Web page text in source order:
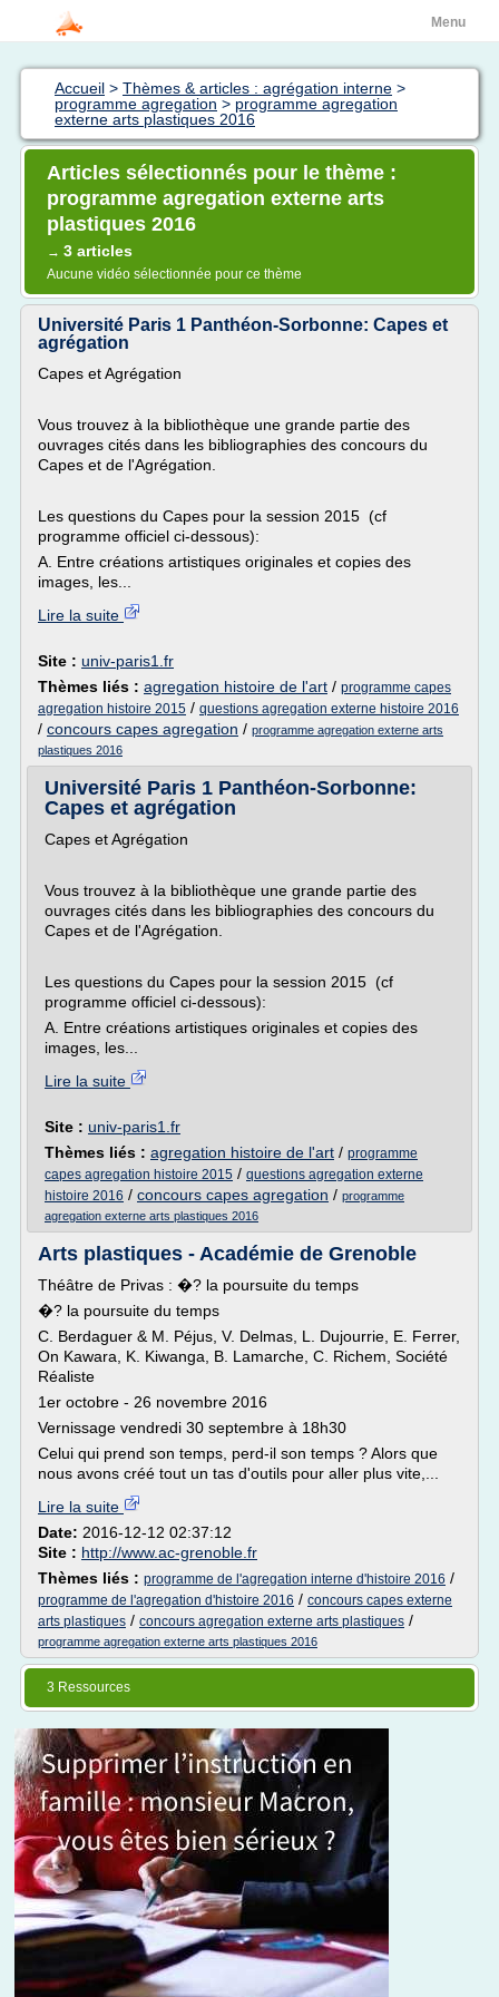
Menu
Accueil > Thèmes & articles : agrégation interne >
programme agregation > programme agregation
externe arts plastiques 2016
Articles sélectionnés pour le thème :
programme agregation externe arts
plastiques 2016
→ 3 articles
Aucune vidéo sélectionnée pour ce thème
Université Paris 1 Panthéon-Sorbonne: Capes et
agrégation
Capes et Agrégation
Vous trouvez à la bibliothèque une grande partie des
ouvrages cités dans les bibliographies des concours du
Capes et de l'Agrégation.
Les questions du Capes pour la session 2015 (cf
programme officiel ci-dessous):
A. Entre créations artistiques originales et copies des
images, les...
Lire la suite
Site : univ-paris1.fr
Thèmes liés : agregation histoire de l'art / programme capes
agregation histoire 2015 / questions agregation externe histoire 2016
/ concours capes agregation / programme agregation externe arts
plastiques 2016
Université Paris 1 Panthéon-Sorbonne:
Capes et agrégation
Capes et Agrégation
Vous trouvez à la bibliothèque une grande partie des
ouvrages cités dans les bibliographies des concours du
Capes et de l'Agrégation.
Les questions du Capes pour la session 2015 (cf
programme officiel ci-dessous):
A. Entre créations artistiques originales et copies des
images, les...
Lire la suite
Site : univ-paris1.fr
Thèmes liés : agregation histoire de l'art / programme
capes agregation histoire 2015 / questions agregation externe
histoire 2016 / concours capes agregation / programme
agregation externe arts plastiques 2016
Arts plastiques - Académie de Grenoble
Théâtre de Privas : �? la poursuite du temps
�? la poursuite du temps
C. Berdaguer & M. Péjus, V. Delmas, L. Dujourrie, E. Ferrer,
On Kawara, K. Kiwanga, B. Lamarche, C. Richem, Société
Réaliste
1er octobre - 26 novembre 2016
Vernissage vendredi 30 septembre à 18h30
Celui qui prend son temps, perd-il son temps ? Alors que
nous avons créé tout un tas d'outils pour aller plus vite,...
Lire la suite
Date: 2016-12-12 02:37:12
Site : http://www.ac-grenoble.fr
Thèmes liés : programme de l'agregation interne d'histoire 2016 /
programme de l'agregation d'histoire 2016 / concours capes externe
arts plastiques / concours agregation externe arts plastiques /
programme agregation externe arts plastiques 2016
3 Ressources